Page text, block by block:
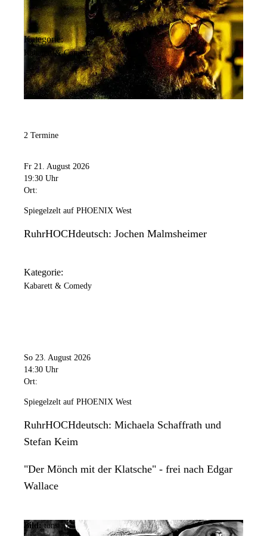
Kategorie:
Kabarett & Comedy
2 Termine
Fr 21. August 2026
19:30 Uhr
Ort:
Spiegelzelt auf PHOENIX West
RuhrHOCHdeutsch: Jochen Malmsheimer
Kategorie:
Kabarett & Comedy
So 23. August 2026
14:30 Uhr
Ort:
Spiegelzelt auf PHOENIX West
RuhrHOCHdeutsch: Michaela Schaffrath und
Stefan Keim
"Der Mönch mit der Klatsche" - frei nach Edgar
Wallace
Bild: tonstark